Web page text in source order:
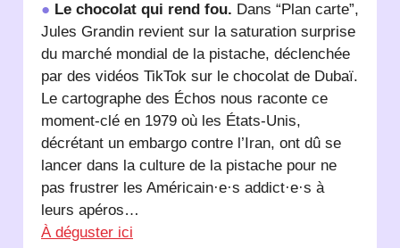
● Le chocolat qui rend fou. Dans “Plan carte”,
Jules Grandin revient sur la saturation surprise
du marché mondial de la pistache, déclenchée
par des vidéos TikTok sur le chocolat de Dubaï.
Le cartographe des Échos nous raconte ce
moment-clé en 1979 où les États-Unis,
décrétant un embargo contre l’Iran, ont dû se
lancer dans la culture de la pistache pour ne
pas frustrer les Américain·e·s addict·e·s à
leurs apéros…
À déguster ici